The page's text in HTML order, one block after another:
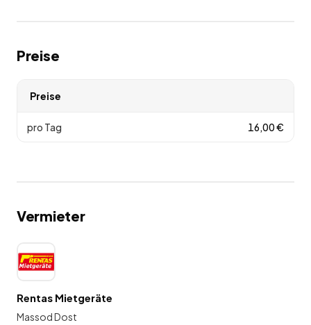
Preise
Preise
pro Tag 16,00€
Vermieter
Rentas Mietgeräte
Massod Dost